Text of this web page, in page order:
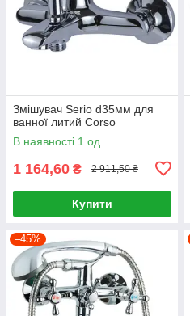
Змішувач Serio d35мм для
ванної литий Corso
В наявності 1 од.
1 164,60 ₴ 2 911,50 ₴
Купити
–45%